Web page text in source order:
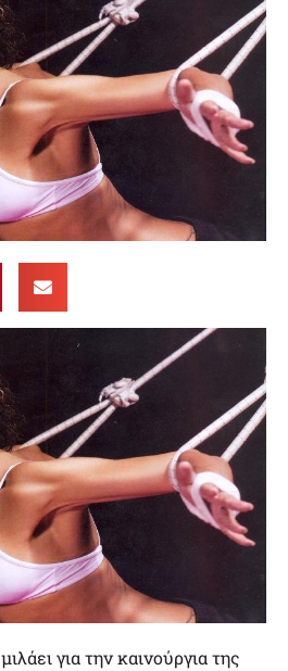
μιλάει για την καινούργια της